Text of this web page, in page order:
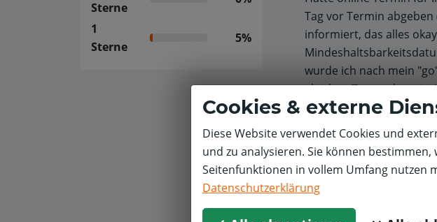
Sterne
1
Sterne
5%
Tag vor Termin
informiert, das alles
wurde ich nach mein
gleichen Tag noch mein
Info für Kunden:nehmt
Abholen. Die Jungs
wie damals schon,
Cookies & externe
Diese Website verwendet Cookies und
und zu analysieren. Sie können bestimmen,
Seitenfunktionen in vollem Umfang nutzen
Datenschutzerklärung